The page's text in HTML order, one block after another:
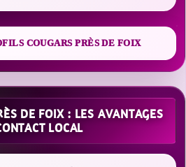
COUGARS PRÈS DE FOIX
DE FOIX : LES AVANTAGES
LOCAL